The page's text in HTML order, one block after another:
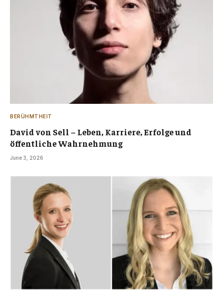
BERÜHMTHEIT
David von Sell – Leben, Karriere, Erfolge und
öffentliche Wahrnehmung
June 3, 2026